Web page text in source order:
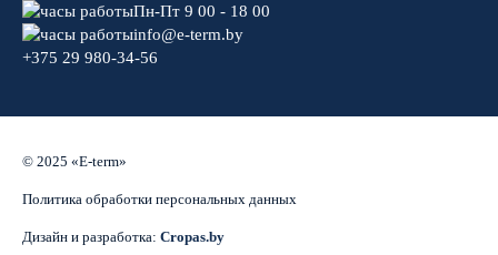
Пн-Пт 9 00 - 18 00
info@e-term.by
+375 29 980-34-56
© 2025 «E-term»
Политика обработки персональных данных
Дизайн и разработка: Cropas.by